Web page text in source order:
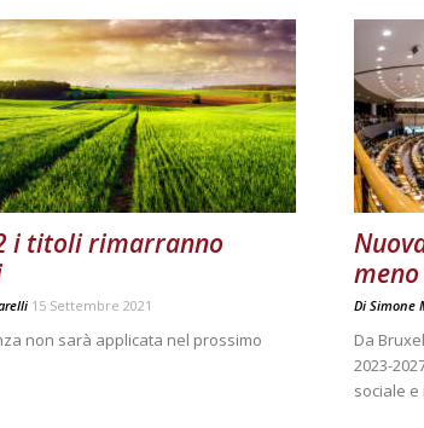
i titoli rimarranno
15 Settembre 2021
non sarà applicata nel prossimo
Di Simone
Da
2023-
sociale